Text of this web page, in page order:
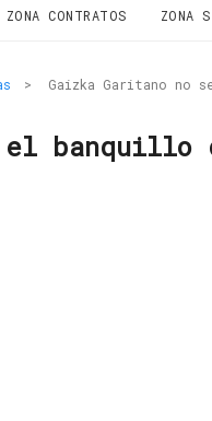
ZONA CONTRATOS ZONA
>
Gaizka Garitano no
el banquillo